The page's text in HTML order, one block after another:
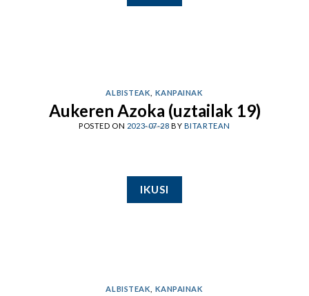
ALBISTEAK KANPAINAK
Aukeren Azoka (uztailak 19)
POSTED ON 2023-07-28 BY BITARTEAN
IKUSI
ALBISTEAK KANPAINAK